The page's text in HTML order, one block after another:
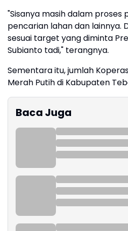
"Sisanya masih dalam proses
pencarian lahan dan lainnya.
sesuai target yang diminta
Subianto tadi," terangnya.
Sementara itu, jumlah
Merah Putih di Kabupaten
Baca Juga